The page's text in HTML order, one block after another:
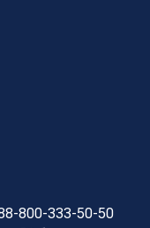
8-800-333-50-50